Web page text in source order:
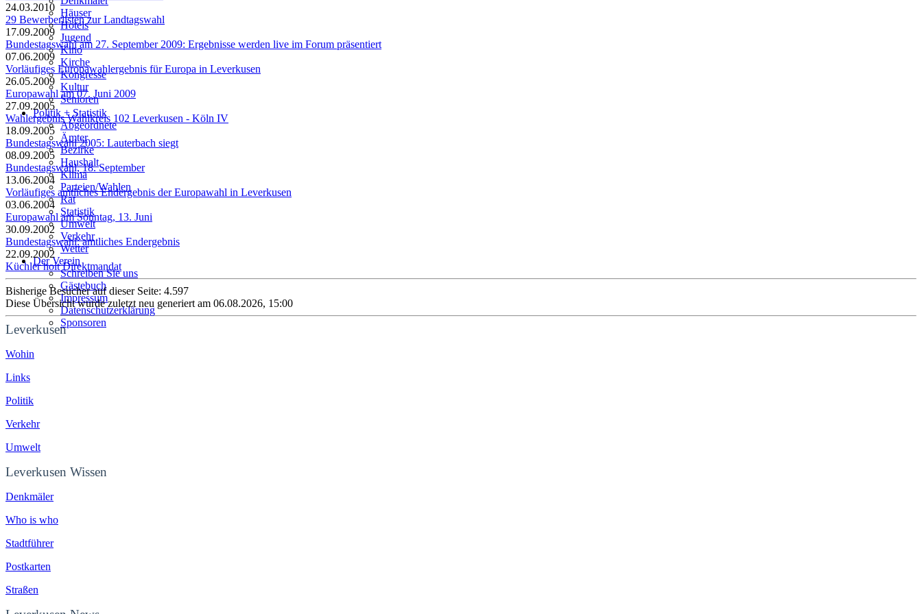
Häuser
Hotels
Jugend
Kino
Kirche
Kongresse
Kultur
Senioren
Stadtführer
Straßen
Politik + Statistik
Abgeordnete
Ämter
Bezirke
Haushalt
Klima
Parteien/Wahlen
Rat
Statistik
Umwelt
Verkehr
Wetter
Der Verein
Schreiben Sie uns
Gästebuch
Impressum
Datenschutzerklärung
Sponsoren
24.03.2010
29 Bewerberlisten zur Landtagswahl
17.09.2009
Bundestagswahl am 27. September 2009: Ergebnisse werden live im Forum präsentiert
07.06.2009
Vorläufiges Europawahlergebnis für Europa in Leverkusen
26.05.2009
Europawahl am 07. Juni 2009
27.09.2005
Wahlergebnis Wahlkreis 102 Leverkusen - Köln IV
18.09.2005
Bundestagswahl 2005: Lauterbach siegt
08.09.2005
Bundestagswahl, 18. September
13.06.2004
Vorläufiges amtliches Endergebnis der Europawahl in Leverkusen
03.06.2004
Europawahl am Sonntag, 13. Juni
30.09.2002
Bundestagswahl: amtliches Endergebnis
22.09.2002
Küchler holt Direktmandat
Bisherige Besucher auf dieser Seite: 4.597
Diese Übersicht wurde zuletzt neu generiert am 06.08.2026, 15:00
Leverkusen
Wohin
Links
Politik
Verkehr
Umwelt
Leverkusen Wissen
Denkmäler
Who is who
Stadtführer
Postkarten
Straßen